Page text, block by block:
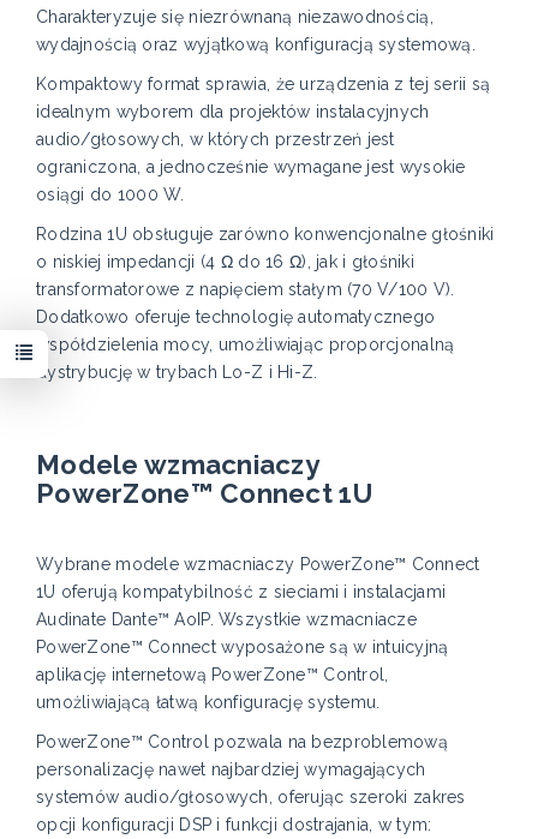
Charakteryzuje się niezrównaną niezawodnością,
wydajnością oraz wyjątkową konfiguracją systemową.
Kompaktowy format sprawia, że urządzenia z tej serii są
idealnym wyborem dla projektów instalacyjnych
audio/głosowych, w których przestrzeń jest
ograniczona, a jednocześnie wymagane jest wysokie
osiągi do 1000 W.
Rodzina 1U obsługuje zarówno konwencjonalne głośniki
o niskiej impedancji (4 Ω do 16 Ω), jak i głośniki
transformatorowe z napięciem stałym (70 V/100 V).
Dodatkowo oferuje technologię automatycznego
współdzielenia mocy, umożliwiając proporcjonalną
dystrybucję w trybach Lo-Z i Hi-Z.
Modele wzmacniaczy
PowerZone™ Connect 1U
Wybrane modele wzmacniaczy PowerZone™ Connect
1U oferują kompatybilność z sieciami i instalacjami
Audinate Dante™ AoIP. Wszystkie wzmacniacze
PowerZone™ Connect wyposażone są w intuicyjną
aplikację internetową PowerZone™ Control,
umożliwiającą łatwą konfigurację systemu.
PowerZone™ Control pozwala na bezproblemową
personalizację nawet najbardziej wymagających
systemów audio/głosowych, oferując szeroki zakres
opcji konfiguracji DSP i funkcji dostrajania, w tym: